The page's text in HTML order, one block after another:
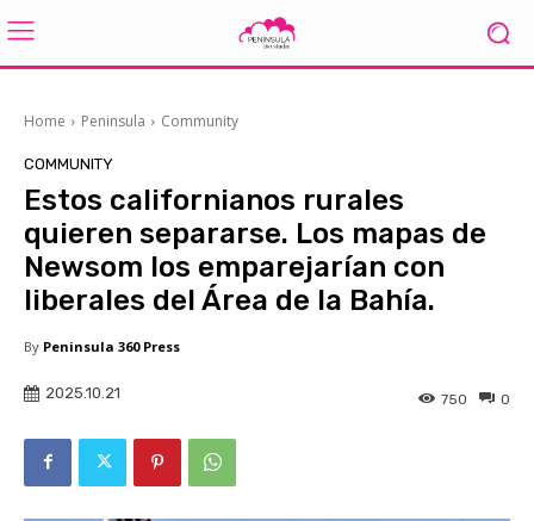
Home Peninsula Community
COMMUNITY
Estos californianos rurales
quieren separarse. Los mapas de
Newsom los emparejarían con
liberales del Área de la Bahía.
By Peninsula 360 Press
2025.10.21 0
750